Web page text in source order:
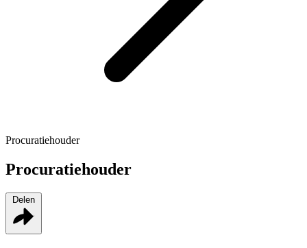
Procuratiehouder
Procuratiehouder